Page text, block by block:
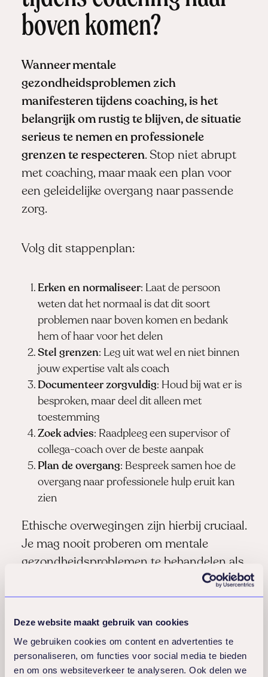
Deze website maakt gebruik van cookies
We gebruiken cookies om content en advertenties te
personaliseren, om functies voor social media te bieden
en om ons websiteverkeer te analyseren. Ook delen we
boven komen?
Wanneer mentale
gezondheidsproblemen zich
manifesteren tijdens coaching, is het
belangrijk om rustig te blijven, de situatie
serieus te nemen en professionele
grenzen te respecteren. Stop niet abrupt
met coaching, maar maak een plan voor
een geleidelijke overgang naar passende
zorg.
Volg dit stappenplan:
Erken en normaliseer: Laat de persoon
weten dat het normaal is dat dit soort
problemen naar boven komen en bedank
hem of haar voor het delen
Stel grenzen: Leg uit wat wel en niet binnen
jouw expertise valt als coach
Documenteer zorgvuldig: Houd bij wat er is
besproken, maar deel dit alleen met
toestemming
Zoek advies: Raadpleeg een supervisor of
collega-coach over de beste aanpak
Plan de overgang: Bespreek samen hoe de
overgang naar professionele hulp eruit kan
zien
Ethische overwegingen zijn hierbij cruciaal.
Je mag nooit proberen om mentale
gezondheidsproblemen te behandelen als
Tegelijkertijd moet je de vertrouwensrelatie
behouden en de persoon niet het gevoel